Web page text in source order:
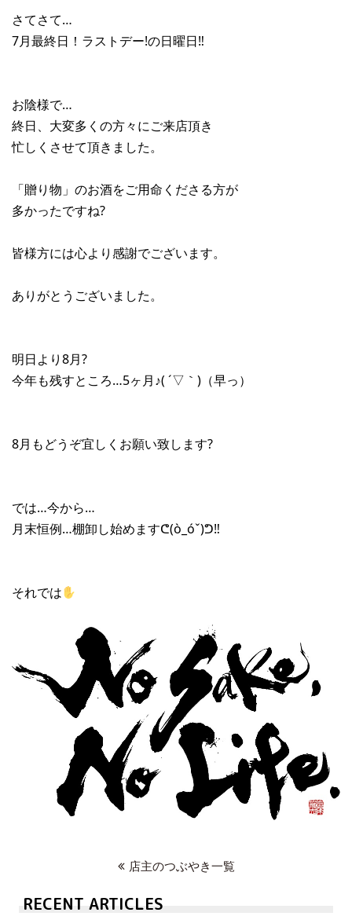
さてさて…
7月最終日！ラストデー!の日曜日‼︎
お陰様で…
終日、大変多くの方々にご来店頂き
忙しくさせて頂きました。
「贈り物」のお酒をご用命くださる方が
多かったですね?
皆様方には心より感謝でございます。
ありがとうございました。
明日より8月?
今年も残すところ…5ヶ月♪( ´▽｀)（早っ）
8月もどうぞ宜しくお願い致します?
では…今から…
月末恒例…棚卸し始めますᕦ(ò_óˇ)ᕤ‼︎
それでは
店主のつぶやき一覧
RECENT ARTICLES